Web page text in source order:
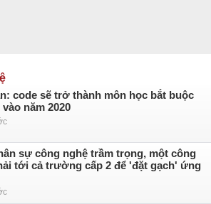
code sẽ trở thành môn học bắt buộc
năm 2020
sự công nghệ trầm trọng, một công
tới cả trường cấp 2 để 'đặt gạch' ứng